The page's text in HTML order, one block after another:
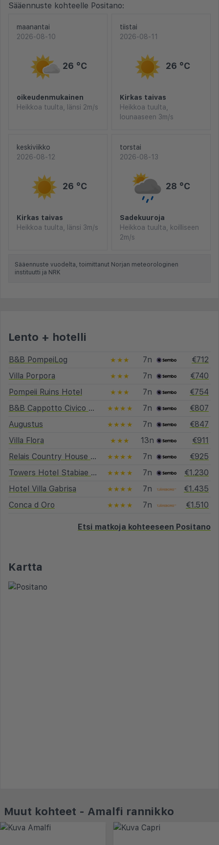
Sääennuste kohteelle Positano:
maanantai
2026-08-10
26 °C
oikeudenmukainen
Heikkoa tuulta, länsi 2m/s
tiistai
2026-08-11
26 °C
Kirkas taivas
Heikkoa tuulta,
lounaaseen 3m/s
keskiviikko
2026-08-12
26 °C
Kirkas taivas
Heikkoa tuulta, länsi 3m/s
torstai
2026-08-13
28 °C
Sadekuuroja
Heikkoa tuulta, koilliseen
2m/s
Sääennuste vuodelta, toimittanut Norjan meteorologinen
instituutti ja NRK
Lento + hotelli
B&B PompeiLog ★★★ 7n
€712
Villa Porpora
★★★ 7n
€740
Pompeii Ruins Hotel
★★★ 7n
€754
B&B Cappotto Civico 48
★★★★ 7n
€807
Augustus
★★★★ 7n
€847
Villa Flora
★★★ 13n
€911
Relais Country House Pompei Apartments
★★★★ 7n
€925
Towers Hotel Stabiae Sorrento
★★★★ 7n
€1.230
Hotel Villa Gabrisa
★★★★ 7n
€1.435
Conca d Oro
★★★★ 7n €1.510
Etsi matkoja kohteeseen Positano
Kartta
Muut kohteet - Amalfi rannikko